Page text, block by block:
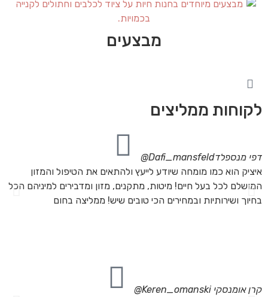
מבצעים
לקוחות ממליצים
דפי מנספלדDafi_mansfeld@
איציק הוא כמו מומחה שיודע לייעץ ולהתאים את הטיפול והמזון
המושלם לכל בעל חיים! מיטות, מתקנים, מזון ומדבירים למיניהם הכל
בחיוך ושירותיות ובמחירים הכי טובים שיש! ממליצה בחום
קרן אומנסקי Keren_omanski@